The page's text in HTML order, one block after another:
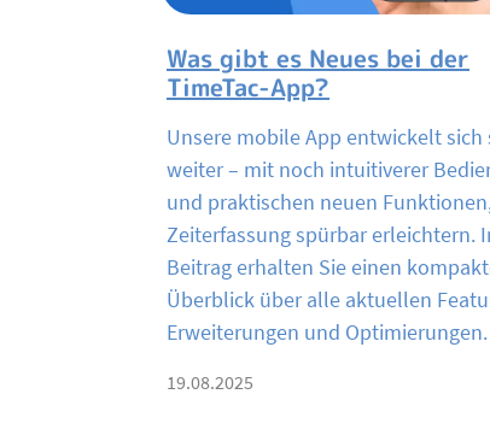
Was gibt es Neues bei der
TimeTac-App?
Unsere mobile App entwickelt sich
weiter – mit noch intuitiverer
und praktischen neuen
Zeiterfassung spürbar erleichtern.
Beitrag erhalten Sie einen
Überblick über alle aktuellen
Erweiterungen und Optimierungen.
19.08.2025